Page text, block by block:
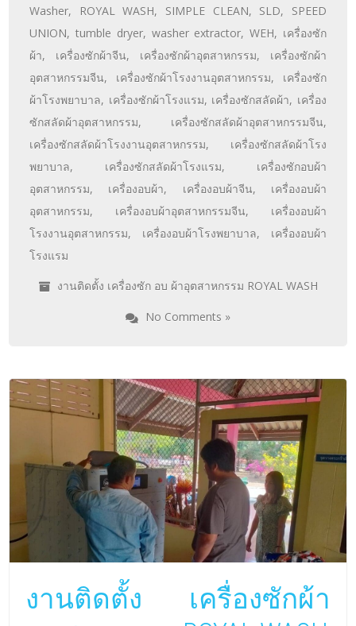
UNION, tumble dryer,washer extractor, WEH,
เครื่องซัก
ผ้า,เครื่องซักผ้าจีน,เครื่องซักผ้าอุตสาหกรรม,เครื่องซักผ้า
อุตสาหกรรมจีน,เครื่องซักผ้าโรงงานอุตสาหกรรม ,เครื่องซัก
ผ้าโรงพยาบาล, เครื่องซักผ้าโรงแรม,เครื่องซักสลัดผ้า,เครื่อง
ซักสลัดผ้าอุตสาหกรรม,เครื่องซักสลัดผ้าอุตสาหกรรมจีน,
เครื่องซักสลัดผ้าโรงงานอุตสาหกรรม,เครื่องซักสลัดผ้าโรง
พยาบาล,เครื่องซักสลัดผ้าโรงแรม ,เครื่องซักอบผ้า
อุตสาหกรรม
,เครื่องอบผ้า,เครื่องอบผ้าจีน ,เครื่องอบผ้า
อุตสาหกรรม ,เครื่องอบผ้าอุตสาหกรรมจีน, เครื่องอบผ้า
โรงงานอุตสาหกรรม,เครื่องอบผ้าโรงพยาบาล
เครื่องอบผ้า
โรงแรม
งานติดตั้ง เครื่องซัก อบ ผ้าอุตสาหกรรม ROYAL WASH
No Comments »
งานติดตั้ง เครื่องซักผ้า
อุตสาหกรรม ROYAL WASH